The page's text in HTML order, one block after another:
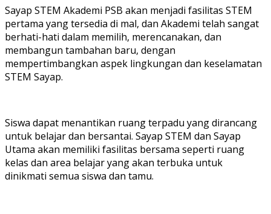
Sayap STEM Akademi PSB akan menjadi fasilitas STEM
pertama yang tersedia di mal, dan Akademi telah sangat
berhati-hati dalam memilih, merencanakan, dan
membangun tambahan baru, dengan
mempertimbangkan aspek lingkungan dan keselamatan
STEM Sayap.
Siswa dapat menantikan ruang terpadu yang dirancang
untuk belajar dan bersantai. Sayap STEM dan Sayap
Utama akan memiliki fasilitas bersama seperti ruang
kelas dan area belajar yang akan terbuka untuk
dinikmati semua siswa dan tamu.